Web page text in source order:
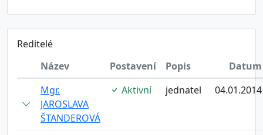
Reditelé
Název
Postavení Popis
Datum
Mgr.
JAROSLAVA
ŠTANDEROVÁ
Aktivní jednatel 04.01.2014